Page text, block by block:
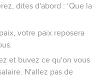
dites d'abord : ‘Que la
votre paix reposera
et buvez ce qu'on vous
N'allez pas de